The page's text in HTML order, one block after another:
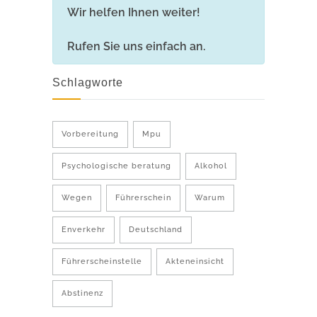
Wir helfen Ihnen weiter!
Rufen Sie uns einfach an.
Schlagworte
Vorbereitung Mpu
Psychologische beratung Alkohol
Wegen Führerschein Warum
Enverkehr Deutschland
Führerscheinstelle Akteneinsicht
Abstinenz